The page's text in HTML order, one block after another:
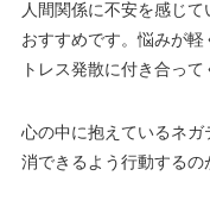
人間関係に不安を感じ
おすすめです。悩みが
トレス発散に付き合って
心の中に抱えているネ
消できるよう行動するの